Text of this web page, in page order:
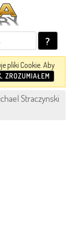
?
pliki Cookie. Aby
ZROZUMIAŁEM
Straczynski